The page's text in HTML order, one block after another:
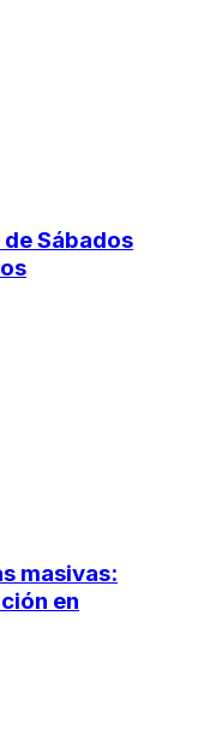
Sábados
masivas:
en